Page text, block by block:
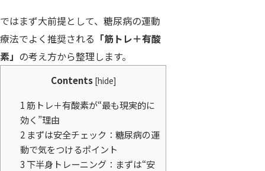
ではまず大前提として、糖尿病の運動
療法でよく推奨される 「筋トレ＋有酸
素」 の考え方から整理します。
Contents [hide]
1筋トレ＋有酸素が“最も現実的に
効く”理由
2まずは安全チェック：糖尿病の運
動で気をつけるポイント
3 下半身トレーニング：まずは“安